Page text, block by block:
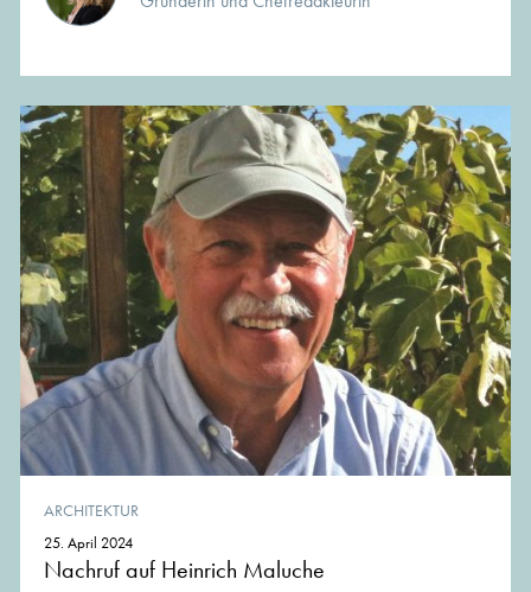
ARCHITEKTUR
25. April 2024
Nachruf auf Heinrich Maluche